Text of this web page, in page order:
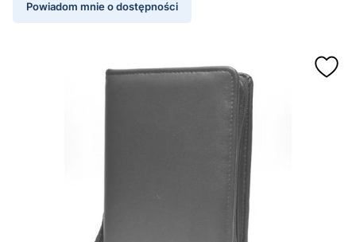
Powiadom mnie o dostępności